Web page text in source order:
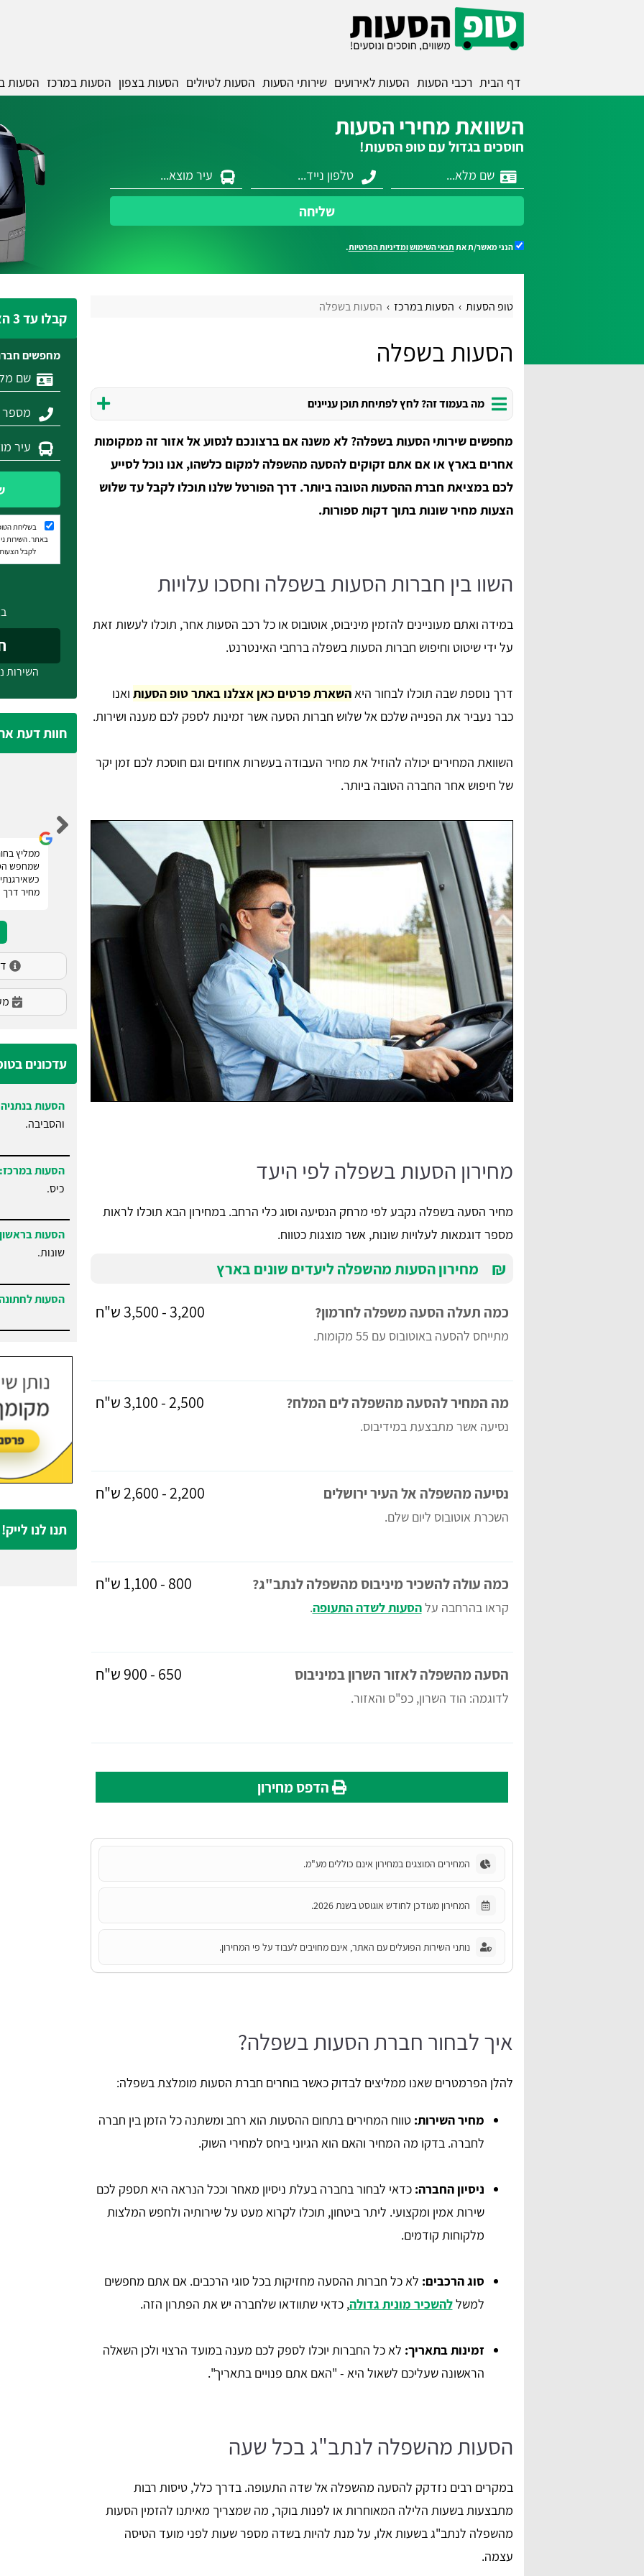
דף הבית רכבי הסעות הסעות לאירועים שירותי הסעות הסעות לטיולים הסעות בצפון הסעות במרכז הסעות
השוואת מחירי הסעות
חוסכים בגדול עם טופ הסעות!
שליחה
הנני מאשר/ת את תנאי השימושומדיניות הפרטיות.
טופ הסעות הסעות במרכז הסעות בשפלה
הסעות בשפלה
מה בעמוד זה? לחץ לפתיחת תוכן עניינים
מחפשים שירותי הסעות בשפלה? לא משנה אם ברצונכם לנסוע אל אזור זה ממקומות
אחרים בארץ או אם אתם זקוקים להסעה מהשפלה למקום כלשהו, אנו נוכל לסייע
לכם במציאת חברת ההסעות הטובה ביותר. דרך הפורטל שלנו תוכלו לקבל עד שלוש
הצעות מחיר שונות בתוך דקות ספורות.
השוו בין חברות הסעות בשפלה וחסכו עלויות
במידה ואתם מעוניינים להזמין מיניבוס, אוטובוס או כל רכב הסעות אחר, תוכלו לעשות זאת
על ידי שיטוט וחיפוש חברות הסעות בשפלה ברחבי האינטרנט.
דרך נוספת שבה תוכלו לבחור היאהשארת פרטים כאן אצלנו באתר טופ הסעות ואנו
כבר נעביר את הפנייה שלכם אל שלוש חברות הסעה אשר זמינות לספק לכם מענה ושירות.
השוואת המחירים יכולה להוזיל את מחיר העבודה בעשרות אחוזים וגם חוסכת לכם זמן יקר
של חיפוש אחר החברה הטובה ביותר.
מחירון הסעות בשפלה לפי היעד
מחיר הסעה בשפלה נקבע לפי מרחק הנסיעה וסוג כלי הרחב. במחירון הבא תוכלו לראות
מספר דוגמאות לעלויות שונות, אשר מוצגות כטווח.
₪ מחירון הסעות מהשפלה ליעדים שונים בארץ
כמה תעלה הסעה משפלה לחרמון?
מתייחס להסעה באוטובוס עם 55 מקומות.
3,200 - 3,500 ש"ח
מה המחיר להסעה מהשפלה לים המלח?
נסיעה אשר מתבצעת במידיבוס.
2,500 - 3,100 ש"ח
נסיעה מהשפלה אל העיר ירושלים
השכרת אוטובוס ליום שלם.
2,200 - 2,600 ש"ח
כמה עולה להשכיר מיניבוס מהשפלה לנתב"ג?
קראו בהרחבה עלהסעות לשדה התעופה.
800 - 1,100 ש"ח
הסעה מהשפלה לאזור השרון במיניבוס
לדוגמה: הוד השרון, כפ"ס והאזור.
650 - 900 ש"ח
הדפס מחירון
המחירים המוצגים במחירון אינם כוללים מע"מ.
המחירון מעודכן לחודש אוגוסט בשנת 2026.
נותני השירות הפועלים עם האתר, אינם מחויבים לעבוד על פי המחירון.
איך לבחור חברת הסעות בשפלה?
להלן הפרמטרים שאנו ממליצים לבדוק כאשר בוחרים חברת הסעות מומלצת בשפלה:
מחיר השירות:טווח המחירים בתחום ההסעות הוא רחב ומשתנה כל הזמן בין חברה
לחברה. בדקו מה המחיר והאם הוא הגיוני ביחס למחירי השוק.
ניסיון החברה:כדאי לבחור בחברה בעלת ניסיון מאחר וככל הנראה היא תספק לכם
שירות אמין ומקצועי. ליתר ביטחון, תוכלו לקרוא מעט על שירותיה ולחפש המלצות
מלקוחות קודמים.
סוג הרכבים: לא כל חברות ההסעה מחזיקות בכל סוגי הרכבים. אם אתם מחפשים
למשללהשכיר מונית גדולה, כדאי שתוודאו שלחברה יש את הפתרון הזה.
זמינות בתאריך: לא כל החברות יוכלו לספק לכם מענה במועד הרצוי ולכן השאלה
הראשונה שעליכם לשאול היא - "האם אתם פנויים בתאריך".
הסעות מהשפלה לנתב"ג בכל שעה
במקרים רבים נזדקק להסעה מהשפלה אל שדה התעופה. בדרך כלל, טיסות רבות
מתבצעות בשעות הלילה המאוחרות או לפנות בוקר, מה שמצריך מאיתנו להזמין הסעות
מהשפלה לנתב"ג בשעות אלו, על מנת להיות בשדה מספר שעות לפני מועד הטיסה
עצמה.
קבלו עד 3 הצעות מחיר
מחפשים
בשליחת
באתר. השירות
לקבל הצעות
השירות
חוות דעת
ממליץ
שמחפש
מחיר
רוצה להודות לטופ הסעות אשר סיפקו לנו שירות
השכרת מיניבוס לחתונה. אם אתם מחפשים הסעות
לאירועים! רק טופ הסעות. הם מעניקים מספר הצעות
מחיר ומאפשרים לכם להשוות, פשוט מעולה.
שירות מדהים ומאוד אדיבים בטלפון. הצלחתי למצוא
דרכם הסעה לאירוע, תודה רבה על הכל.
עדכונים
הסעות
והסביבה.
הסעות
כיס.
הסעות
שונות.
הסעות
תנו לנו לייק!